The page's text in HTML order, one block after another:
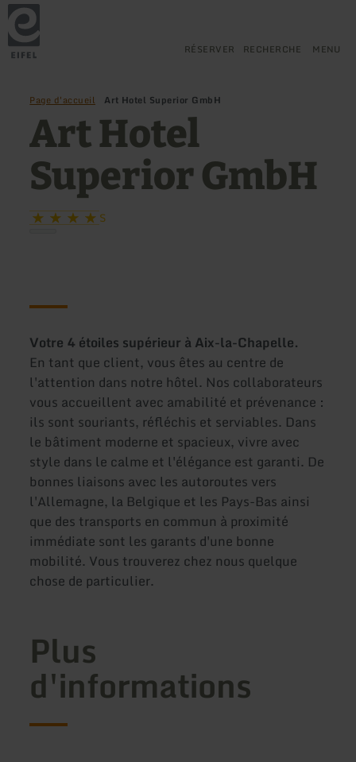
Retour
à
la
page
d'accueil
RÉSERVER RECHERCHE MENU
Page d'accueil Art Hotel Superior GmbH
Art Hotel
Superior GmbH
S
Votre 4 étoiles supérieur à Aix-la-Chapelle.
En tant que client, vous êtes au centre de
l'attention dans notre hôtel. Nos collaborateurs
vous accueillent avec amabilité et prévenance :
ils sont souriants, réfléchis et serviables. Dans
le bâtiment moderne et spacieux, vivre avec
style dans le calme et l'élégance est garanti. De
bonnes liaisons avec les autoroutes vers
l'Allemagne, la Belgique et les Pays-Bas ainsi
que des transports en commun à proximité
immédiate sont les garants d'une bonne
mobilité. Vous trouverez chez nous quelque
chose de particulier.
Plus
d'informations